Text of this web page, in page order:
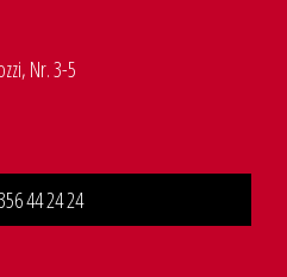
Nr. 3-5
44 24 24